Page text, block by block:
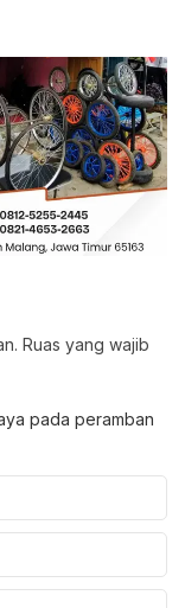
Ruas yang wajib
pada peramban